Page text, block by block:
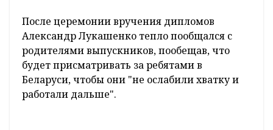
После церемонии вручения дипломов
Александр Лукашенко тепло пообщался с
родителями выпускников, пообещав, что
будет присматривать за ребятами в
Беларуси, чтобы они "не ослабили хватку и
работали дальше".